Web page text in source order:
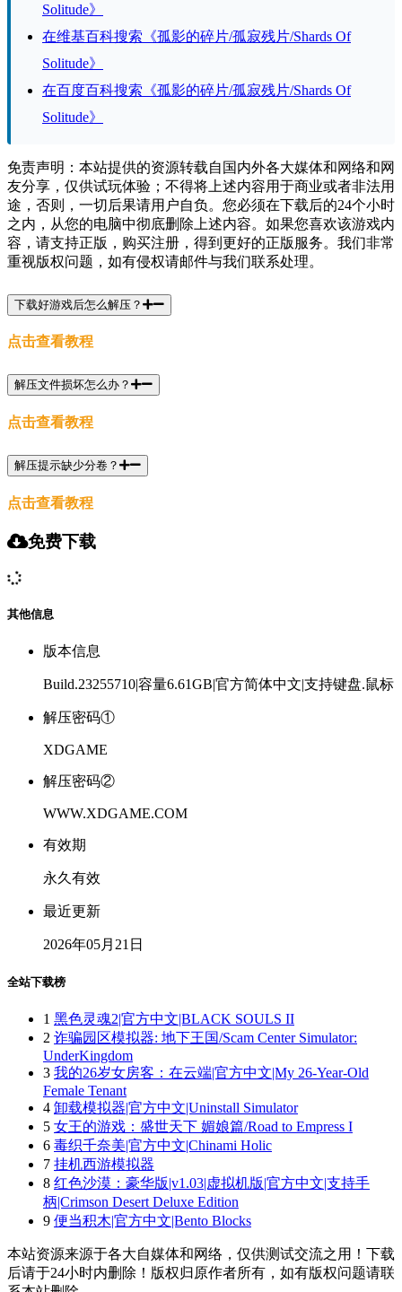
Solitude》
在维基百科搜索《孤影的碎片/孤寂残片/Shards Of
Solitude》
在百度百科搜索《孤影的碎片/孤寂残片/Shards Of
Solitude》
免责声明：本站提供的资源转载自国内外各大媒体和网络和网
友分享，仅供试玩体验；不得将上述内容用于商业或者非法用
途，否则，一切后果请用户自负。您必须在下载后的24个小时
之内，从您的电脑中彻底删除上述内容。如果您喜欢该游戏内
容，请支持正版，购买注册，得到更好的正版服务。我们非常
重视版权问题，如有侵权请邮件与我们联系处理。
下载好游戏后怎么解压？
点击查看教程
解压文件损坏怎么办？
点击查看教程
解压提示缺少分卷？
点击查看教程
免费下载
其他信息
版本信息
Build.23255710|容量6.61GB|官方简体中文|支持键盘.鼠标
解压密码①
XDGAME
解压密码②
WWW.XDGAME.COM
有效期
永久有效
最近更新
2026年05月21日
全站下载榜
1 黑色灵魂2|官方中文|BLACK SOULS II
2 诈骗园区模拟器: 地下王国/Scam Center Simulator:
UnderKingdom
3 我的26岁女房客：在云端|官方中文|My 26-Year-Old
Female Tenant
4 卸载模拟器|官方中文|Uninstall Simulator
5 女王的游戏：盛世天下 媚娘篇/Road to Empress I
6 毒织千奈美|官方中文|Chinami Holic
7 挂机西游模拟器
8 红色沙漠：豪华版|v1.03|虚拟机版|官方中文|支持手
柄|Crimson Desert Deluxe Edition
9 便当积木|官方中文|Bento Blocks
本站资源来源于各大自媒体和网络，仅供测试交流之用！下载
后请于24小时内删除！版权归原作者所有，如有版权问题请联